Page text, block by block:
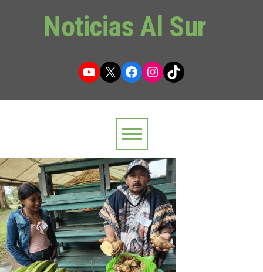
Noticias Al Sur
YouTube
X Facebook
Instagram
TikTok